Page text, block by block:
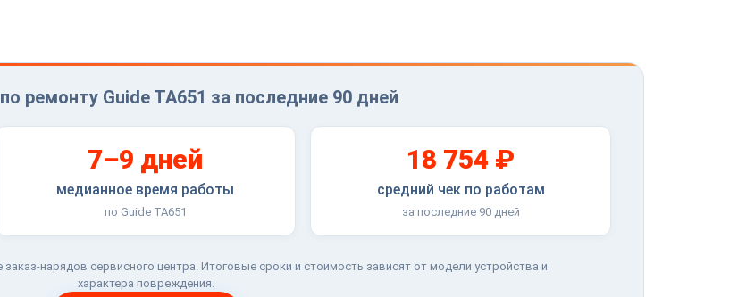
ремонту Guide TA651 за последние 90 дней
7–9 дней
медианное время работы
по Guide TA651
18 754 ₽
средний чек по работам
за последние 90 дней
нарядов сервисного центра. Итоговые сроки и стоимость зависят от модели устройства и
характера повреждения.